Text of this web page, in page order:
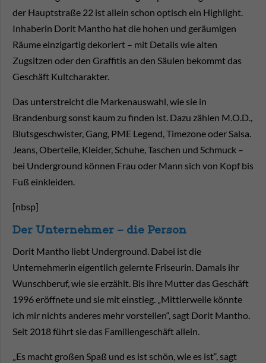
der Hauptstraße 22 ist allein schon optisch ein Highlight.
Inhaberin Dorit Mantho hat die hohen und geräumigen
Räume einzigartig dekoriert – mit Details wie alten
Zugsitzen oder den Graffitis an den Säulen bekommt das
Geschäft Kultcharakter.
Das unterstreicht die Markenauswahl, wie sie in
Brandenburg sonst kaum zu finden ist. Dazu zählen M.O.D.,
Blutsgeschwister, Gang, PME Legend, Timezone oder Salsa.
Jeans, Oberteile, Kleider, Schuhe, Taschen und Schmuck –
bei Underground können Frau oder Mann sich von Kopf bis
Fuß einkleiden.
[nbsp]
Der Unternehmer – die Person
Dorit Mantho liebt Underground. Dabei ist die
Unternehmerin eigentlich gelernte Friseurin. Damals ihr
Wunschberuf, wie sie erzählt. Bis ihre Mutter das Geschäft
1996 eröffnete und sie mit einstieg. „Mittlerweile könnte
ich mir nichts anderes mehr vorstellen“, sagt Dorit Mantho.
Seit 2018 führt sie das Familiengeschäft allein.
„Es macht großen Spaß und es ist schön, wie es ist“, sagt